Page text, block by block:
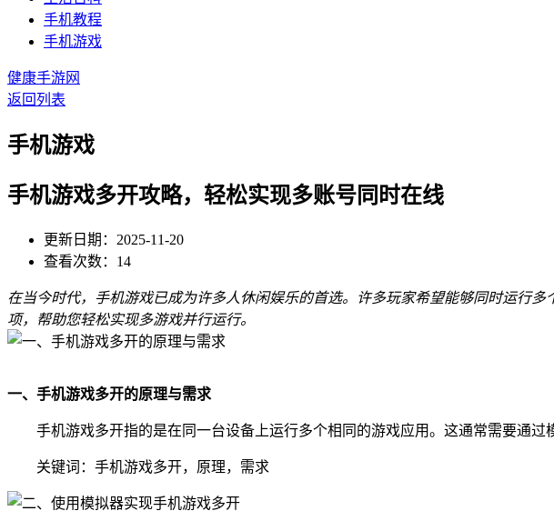
手机教程
手机游戏
健康手游网
返回列表
手机游戏
手机游戏多开攻略，轻松实现多账号同时在线
更新日期：2025-11-20
查看次数：14
在当今时代，手机游戏已成为许多人休闲娱乐的首选。许多玩家希望能够同时运行
项，帮助您轻松实现多游戏并行运行。
一、手机游戏多开的原理与需求
手机游戏多开指的是在同一台设备上运行多个相同的游戏应用。这通常需要通
关键词：手机游戏多开，原理，需求